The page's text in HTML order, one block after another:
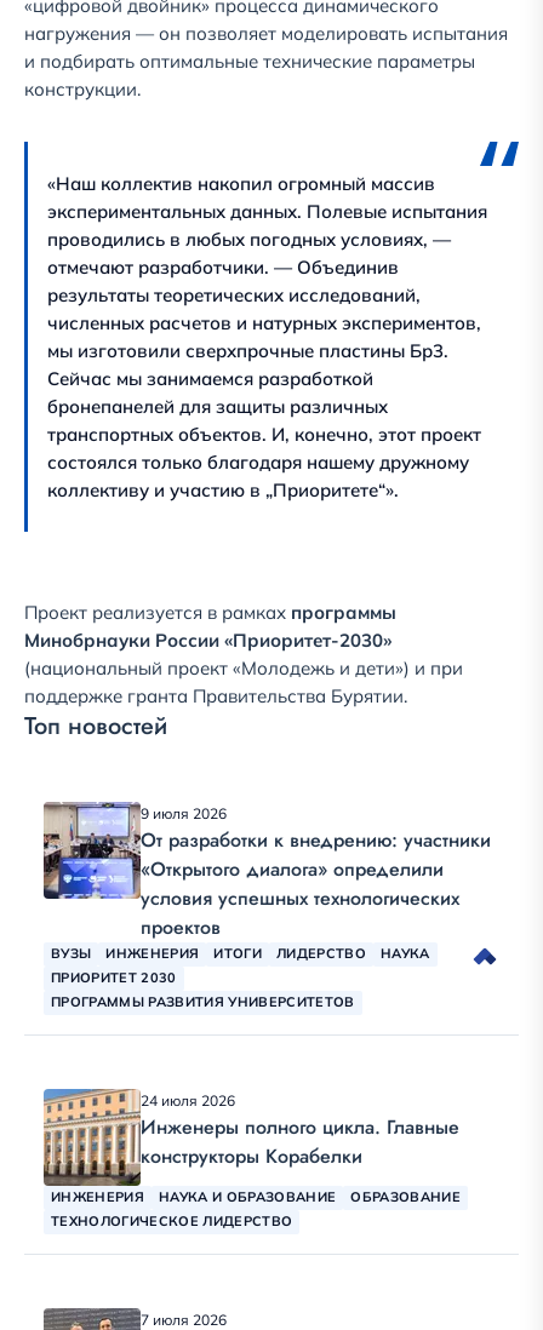
«цифровой двойник» процесса динамического
нагружения — он позволяет моделировать испытания
и подбирать оптимальные технические параметры
конструкции.
«Наш коллектив накопил огромный массив
экспериментальных данных. Полевые испытания
проводились в любых погодных условиях, —
отмечают разработчики. — Объединив
результаты теоретических исследований,
численных расчетов и натурных экспериментов,
мы изготовили сверхпрочные пластины Бр3.
Сейчас мы занимаемся разработкой
бронепанелей для защиты различных
транспортных объектов. И, конечно, этот проект
состоялся только благодаря нашему дружному
коллективу и участию в „Приоритете“».
Проект реализуется в рамках программы
Минобрнауки России «Приоритет-2030»
(национальный проект «Молодежь и дети») и при
поддержке гранта Правительства Бурятии.
Топ новостей
9 июля 2026
От разработки к внедрению: участники
«Открытого диалога» определили
условия успешных технологических
проектов
ВУЗЫ ИНЖЕНЕРИЯ ИТОГИ ЛИДЕРСТВО
НАУКА
ПРИОРИТЕТ 2030
ПРОГРАММЫ РАЗВИТИЯ УНИВЕРСИТЕТОВ
24 июля 2026
Инженеры полного цикла. Главные
конструкторы Корабелки
ИНЖЕНЕРИЯ НАУКА И ОБРАЗОВАНИЕ
ОБРАЗОВАНИЕ
ТЕХНОЛОГИЧЕСКОЕ ЛИДЕРСТВО
7 июля 2026